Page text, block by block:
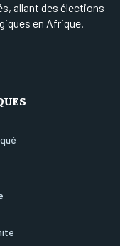
allant des élections
en Afrique.